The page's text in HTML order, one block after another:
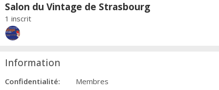
Salon du Vintage de Strasbourg
1 inscrit
Information
Confidentialité:
Membres